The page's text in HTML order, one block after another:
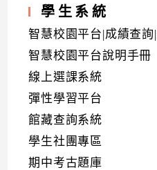
學生系統
智慧校園平台|成績查詢
智慧校園平台說明手冊
線上選課系統
彈性學習平台
館藏查詢系統
學生社團專區
期中考古題庫